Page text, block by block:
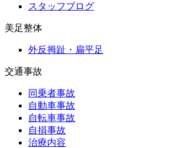
スタッフブログ
美足整体
外反拇趾・扁平足
交通事故
同乗者事故
自動車事故
自転車事故
自損事故
治療内容